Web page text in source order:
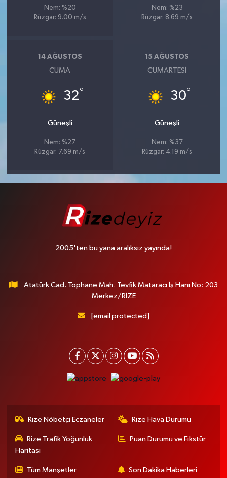
Nem: %20
Rüzgar: 9.00 m/s
Nem: %23
Rüzgar: 8.69 m/s
14 AĞUSTOS
CUMA
32°
Güneşli
Nem: %27
Rüzgar: 7.69 m/s
15 AĞUSTOS
CUMARTESI
30°
Güneşli
Nem: %37
Rüzgar: 4.19 m/s
2005'ten bu yana aralıksız yayında!
Atatürk Cad. Tophane Mah. Tevfik Mataracı İş Hanı No: 203
Merkez/RİZE
[email protected]
Rize Nöbetçi Eczaneler Rize Hava Durumu
Rize Trafik Yoğunluk
Haritası
Puan Durumu ve Fikstür
Tüm Manşetler Son Dakika Haberleri